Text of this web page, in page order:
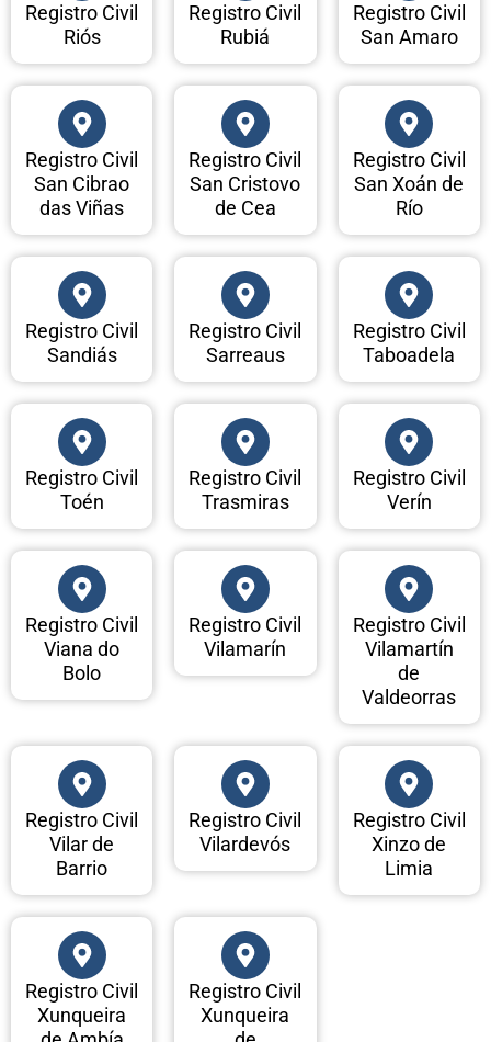
Registro Civil
Riós
Registro Civil
Rubiá
Registro Civil
San Amaro
Registro Civil
San Cibrao
das Viñas
Registro Civil
San Cristovo
de Cea
Registro Civil
San Xoán de
Río
Registro Civil
Sandiás
Registro Civil
Sarreaus
Registro Civil
Taboadela
Registro Civil
Toén
Registro Civil
Trasmiras
Registro Civil
Verín
Registro Civil
Viana do
Bolo
Registro Civil
Vilamarín
Registro Civil
Vilamartín
de
Valdeorras
Registro Civil
Vilar de
Barrio
Registro Civil
Vilardevós
Registro Civil
Xinzo de
Limia
Registro Civil
Xunqueira
Registro Civil
Xunqueira